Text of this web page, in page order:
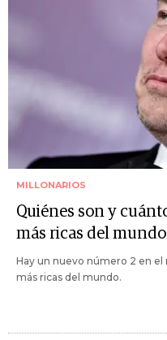
MILLONARIOS
Quiénes son y
más ricas del
Hay un nuevo número 2 en el
más ricas del mundo.